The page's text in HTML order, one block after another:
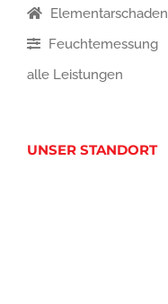
Elementarschaden
Feuchtemessung
alle Leistungen
UNSER STANDORT